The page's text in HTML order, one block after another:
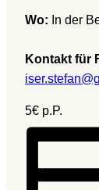
Wo: In der
Kontakt für
5€ p.P.